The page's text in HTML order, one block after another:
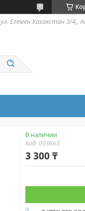
ул. Егемен Казахстан 3/4,,
В наличии
Код: 003663
3 300 ₸